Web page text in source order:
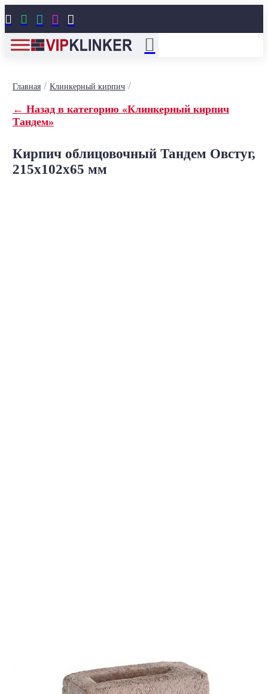
    
Главная/ Клинкерный кирпич/
← Назад в категорию «Клинкерный кирпич
Тандем»
Кирпич облицовочный Тандем Овстуг,
215x102x65 мм